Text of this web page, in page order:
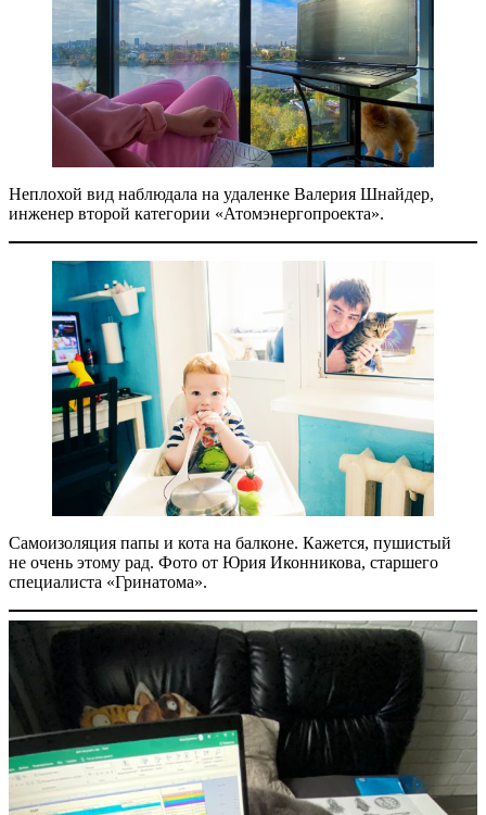
Неплохой вид наблюдала на удаленке Валерия Шнайдер,
инженер второй категории «Атомэнергопроекта».
Самоизоляция папы и кота на балконе. Кажется, пушистый
не очень этому рад. Фото от Юрия Иконникова, старшего
специалиста «Гринатома».